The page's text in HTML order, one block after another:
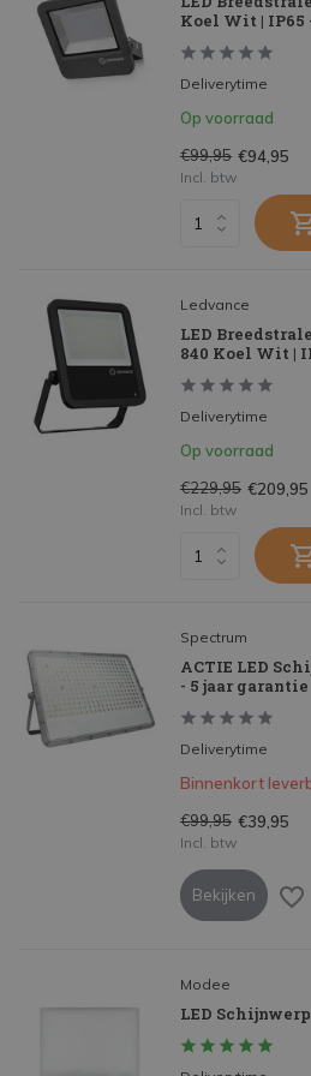
Koel Wit |
Deliverytime
Op voorraad
€99,95 €94,95
Incl. btw
Ledvance
LED
840 Koel Wit |
Deliverytime
Op voorraad
€229,95 €209,95
Incl. btw
Spectrum
ACTIE LED
- 5 jaar garantie
Deliverytime
Binnenkort
€99,95 €39,95
Incl. btw
Bekijken
Modee
LED